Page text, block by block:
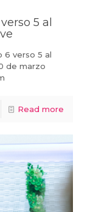
5 al
6 verso 5 al
de marzo
Read more